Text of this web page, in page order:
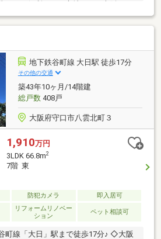
沿線利用可能で通勤通学も快適！
地下鉄谷町線 大日駅 徒歩17分
その他の交通
築43年10ヶ月/14階建
総戸数408戸
大阪府守口市八雲北町３
1,910万円
3LDK 66.8m2
7階 東
防犯カメラ 即入居可
リフォームリノベー
ション
ペット相談可
町線「大日」駅まで徒歩17分♪ ◇大阪